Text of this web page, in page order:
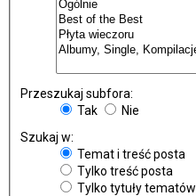
Przeszukaj subfora:
Tak
Nie
Szukaj w:
Temat i treść posta
Tylko treść posta
Tylko tytuły tematów